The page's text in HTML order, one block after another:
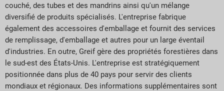
couché, des tubes et des mandrins ainsi qu'un mélange
diversifié de produits spécialisés. L'entreprise fabrique
également des accessoires d'emballage et fournit des services
de remplissage, d'emballage et autres pour un large éventail
d'industries. En outre, Greif gère des propriétés forestières dans
le sud-est des États-Unis. L'entreprise est stratégiquement
positionnée dans plus de 40 pays pour servir des clients
mondiaux et régionaux. Des informations supplémentaires sont